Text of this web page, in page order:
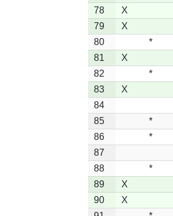
78
X
79
X
80
*
81
X
82
*
83
X
84
85
*
86
*
87
88
*
89
X
90
X